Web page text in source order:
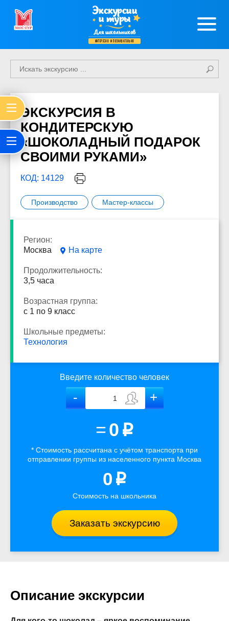
Экскурсии
и туры
Для школьников
интересно и познавательно
ЭКСКУРСИЯ В
КОНДИТЕРСКУЮ
«ШОКОЛАДНЫЙ ПОДАРОК
СВОИМИ РУКАМИ»
КОД: 14129
Производство Мастер-классы
Регион:
Москва
На карте
Продолжительность:
3,5 часа
Возрастная группа:
с 1 по 9 класс
Школьные предметы:
Технология
Введите количество человек
=0 p
* Стоимость рассчитана с учётом транспорта при
отправлении группы из населенного пункта Москва
0 p
Стоимость на школьника
Заказать экскурсию
Описание экскурсии